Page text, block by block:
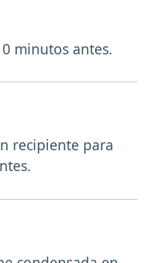
minutos antes.
recipiente para